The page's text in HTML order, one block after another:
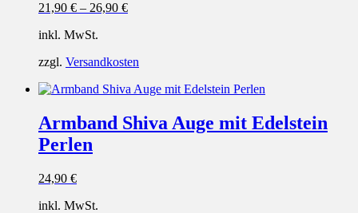
21,90 € – 26,90 €
inkl. MwSt.
zzgl. Versandkosten
Armband Shiva Auge mit Edelstein
Perlen
24,90 €
inkl. MwSt.